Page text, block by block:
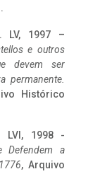
LV, 1997 –
e outros
devem ser
permanente.
Histórico
LVI, 1998 -
Defendem a
, Arquivo